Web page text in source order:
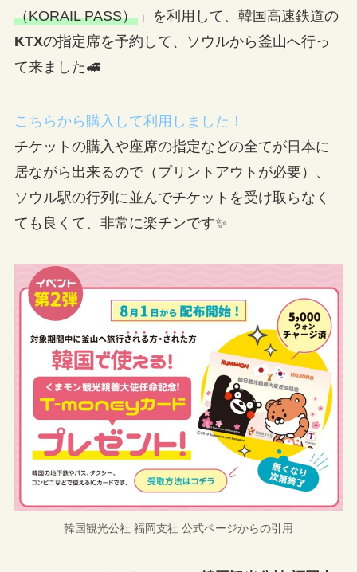
（KORAIL PASS）」を利用して、韓国高速鉄道の
KTXの指定席を予約して、ソウルから釜山へ行っ
て来ました🚅
こちらから購入して利用しました！
チケットの購入や座席の指定などの全てが日本に
居ながら出来るので（プリントアウトが必要）、
ソウル駅の行列に並んでチケットを受け取らなく
ても良くて、非常に楽チンです✨
韓国観光公社 福岡支社 公式ページからの引用